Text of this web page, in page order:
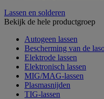
Lassen en solderen
Bekijk de hele productgroep
Autogeen lassen
Bescherming van de
Elektrode lassen
Elektronisch lassen
MIG/MAG-lassen
Plasmasnijden
TIG-lassen